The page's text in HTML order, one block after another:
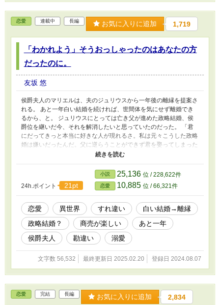
恋愛 連載中 長編 お気に入りに追加 1,719
「わかれよう」そうおっしゃったのはあなたの方
だったのに。
友坂 悠
侯爵夫人のマリエルは、夫のジュリウスから一年後の離縁を提案さ
れる。 あと一年白い結婚を続ければ、世間体を気にせず離婚でき
るから、と。 ジュリウスにとっては亡き父が進めた政略結婚、侯
爵位を継いだ今、それを解消したいと思っていたのだった。 「君
にだってきっと本当に好きな人が現れるさ。私は元々こうした政略
婚は嫌いだったんだ。父に逆らうことができず君を娶ってしまった
ことは本当に後悔している。だからさ、一年後には離婚をして、第
二の人生をちゃんと歩んでいくべきだと思うんだよ。お互いにね」
「わかりました……」 「私は君を解放してあげたいんだ。君が幸
せになるために」 そうおっしゃるジュリウスに、逆らうこともで
きず受け入れるマリエルだったけれど……。 勘違い、すれ違いな
夫婦の恋。 前半はヒロイン、中盤はヒーロー視点でお贈りしま
す。 四万字ほどの中編。お楽しみいただけたらうれしいです。 ※
本編はマリエルの感情がメインだったこともあってマリエル一人称
をベースにジュリウス視点を入れていましたが、番外部分は基本三
人称でお送りしています。
24h.ポイント 21pt
小説 25,136 位 / 228,622件
恋愛 10,885 位 / 66,321件
恋愛 異世界 すれ違い
白い結婚→離縁
政略結婚？
商売が楽しい
あと一年
侯爵夫人
勘違い 溺愛
文字数 56,532 最終更新日 2025.02.20 登録日 2024.08.07
恋愛 完結 長編 お気に入りに追加 2,834